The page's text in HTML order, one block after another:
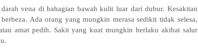
vena di bahagian bawah kulit luar dari dubur. Kesakitan
Ada orang yang mungkin merasa sedikit tidak selesa,
amat pedih. Sakit yang kuat mungkin berlaku akibat salur